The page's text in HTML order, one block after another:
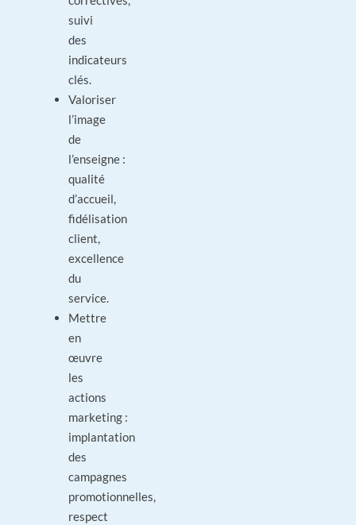
suivi
des
indicateurs
clés.
Valoriser
l’image
de
l’enseigne :
qualité
d’accueil,
fidélisation
client,
excellence
du
service.
Mettre
en
œuvre
les
actions
marketing :
implantation
des
campagnes
promotionnelles,
respect